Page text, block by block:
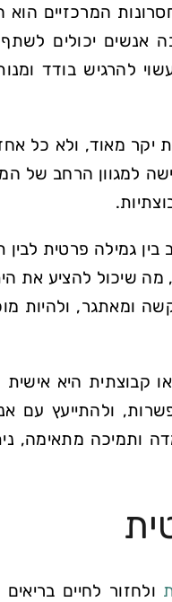
המרכזיים הוא
אנשים יכולים לשתף
להרגיש בודד
יקר מאוד, ולא כל
למגוון הרחב של
גמילה פרטית לבין
שיכול להציע את
ומאתגר, ולהיות
קבוצתית היא אישית
ולהתייעץ עם
ותמיכה מתאימה,
ולחזור לחיים